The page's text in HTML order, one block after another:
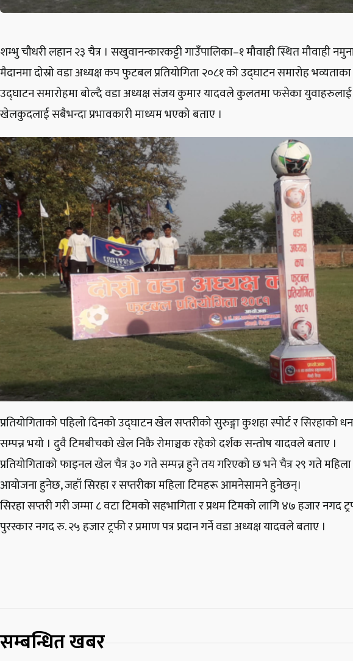
शम्भु चौधरी लहान २३ चैत्र । सखुवानन्कारकट्टी गाउँपालिका–१ मौवाही स्थित मौवाही
मैदानमा दोस्रो वडा अध्यक्ष कप फुटबल प्रतियोगिता २०८१ को उद्घाटन समारोह
उद्घाटन समारोहमा बोल्दै वडा अध्यक्ष संजय कुमार यादवले कुलतमा फसेका युवाहरुलाई
खेलकुदलाई सबैभन्दा प्रभावकारी माध्यम भएको बताए ।
प्रतियोगिताको पहिलो दिनको उद्घाटन खेल सप्तरीको सुरुङ्गा कुशहा स्पोर्ट र सिरहाको
सम्पन्न भयो । दुवै टिमबीचको खेल निकै रोमाञ्चक रहेको दर्शक सन्तोष यादवले बताए ।
प्रतियोगिताको फाइनल खेल चैत्र ३० गते सम्पन्न हुने तय गरिएको छ भने चैत्र २९ गते
आयोजना हुनेछ, जहाँ सिरहा र सप्तरीका महिला टिमहरू आमनेसामने हुनेछन्।
सिरहा सप्तरी गरी जम्मा ८ वटा टिमको सहभागिता र प्रथम टिमको लागि ४७ हजार नगद
पुरस्कार नगद रु. २५ हजार ट्रफी र प्रमाण पत्र प्रदान गर्ने वडा अध्यक्ष यादवले बताए ।
सम्बन्धित खबर